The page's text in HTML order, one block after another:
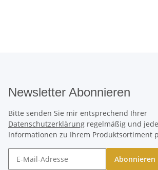
Newsletter Abonnieren
Bitte senden Sie mir entsprechend Ihrer
Datenschutzerklärung regelmäßig und
Informationen zu Ihrem Produktsortiment
Abonnieren